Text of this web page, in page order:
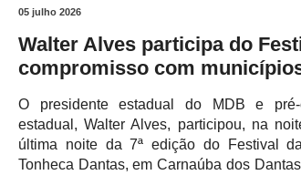
05 julho 2026
Walter Alves participa do
compromisso com
O presidente estadual do MDB e pré-
estadual, Walter Alves, participou, na
última noite da 7ª edição do Festival
Tonheca Dantas, em Carnaúba dos